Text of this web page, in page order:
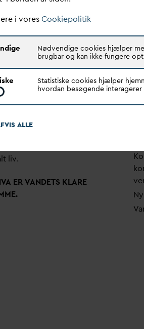
V
taler
liv.
VA ERVANDETS KLARE
V
i voresCookiepolitik
Nødvendige cookies hjælper
brugbar og kan ikke fungere
Statistiske cookies hjælper
hvordan besøgende interagerer
ALLE